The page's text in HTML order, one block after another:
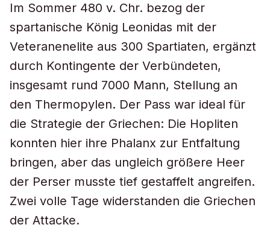
Im Sommer 480 v. Chr. bezog der
spartanische König Leonidas mit der
Veteranenelite aus 300 Spartiaten, ergänzt
durch Kontingente der Verbündeten,
insgesamt rund 7000 Mann, Stellung an
den Thermopylen. Der Pass war ideal für
die Strategie der Griechen: Die Hopliten
konnten hier ihre Phalanx zur Entfaltung
bringen, aber das ungleich größere Heer
der Perser musste tief gestaffelt angreifen.
Zwei volle Tage widerstanden die Griechen
der Attacke.